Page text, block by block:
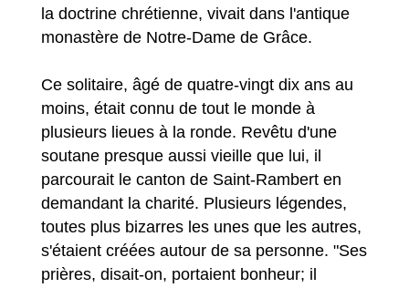
la doctrine chrétienne, vivait dans l'antique
monastère de Notre-Dame de Grâce.
Ce solitaire, âgé de quatre-vingt dix ans au
moins, était connu de tout le monde à
plusieurs lieues à la ronde. Revêtu d'une
soutane presque aussi vieille que lui, il
parcourait le canton de Saint-Rambert en
demandant la charité. Plusieurs légendes,
toutes plus bizarres les unes que les autres,
s'étaient créées autour de sa personne. "Ses
prières, disait-on, portaient bonheur; il